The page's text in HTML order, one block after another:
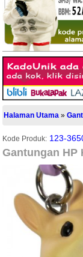
Halaman Utama »
Kode Produk: 123-
Gantungan HP